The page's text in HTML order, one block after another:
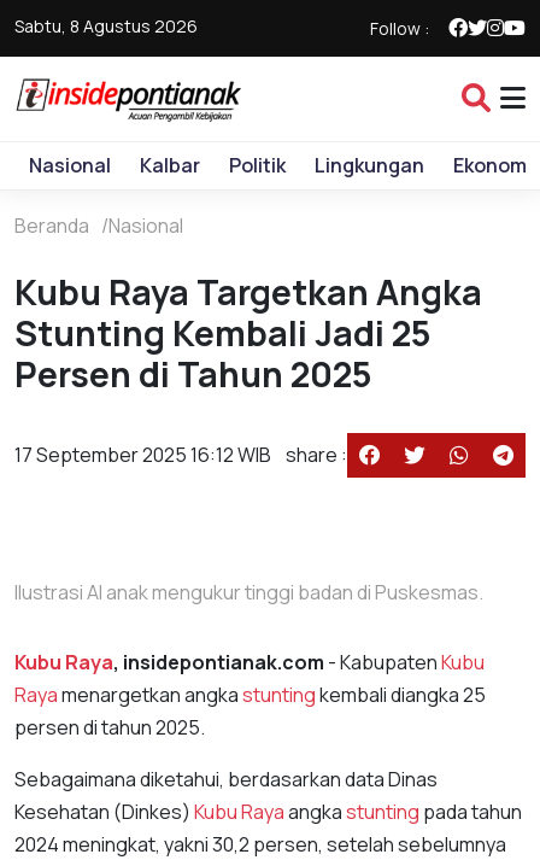
Sabtu, 8 Agustus 2026 Follow :
Nasional Kalbar Politik Lingkungan Ekonomi
Beranda Nasional
Kubu Raya Targetkan Angka
Stunting Kembali Jadi 25
Persen di Tahun 2025
17 September 2025 16:12 WIB share :
Ilustrasi AI anak mengukur tinggi badan di Puskesmas.
Kubu Raya, insidepontianak.com - KabupatenKubu
Rayamenargetkan angkastuntingkembali diangka 25
persen di tahun 2025.
Sebagaimana diketahui, berdasarkan data Dinas
Kesehatan (Dinkes) Kubu Rayaangkastunting pada tahun
2024 meningkat, yakni 30,2 persen, setelah sebelumnya